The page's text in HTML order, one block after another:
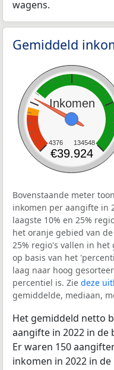
wagens.
Gemiddeld
Inkomen
4376 134548
€39.924
Bovenstaande meter
inkomen per aangifte in
laagste 10% en 25%
het oranje gebied van
25% regio's vallen in het
op basis van het
laag naar hoog
percentiel is. Zie deze
gemiddelde, mediaan,
Het gemiddeld netto
aangifte in 2022 in de
Er waren 150
inkomen in 2022 in